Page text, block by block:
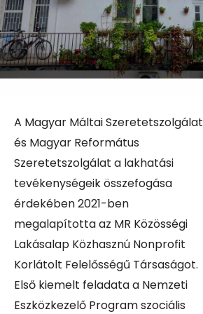
A Magyar Máltai Szeretetszolgálat
és Magyar Református
Szeretetszolgálat a lakhatási
tevékenységeik összefogása
érdekében 2021-ben
megalapította az MR Közösségi
Lakásalap Közhasznú Nonprofit
Korlátolt Felelősségű Társaságot.
Első kiemelt feladata a Nemzeti
Eszközkezelő Program szociális